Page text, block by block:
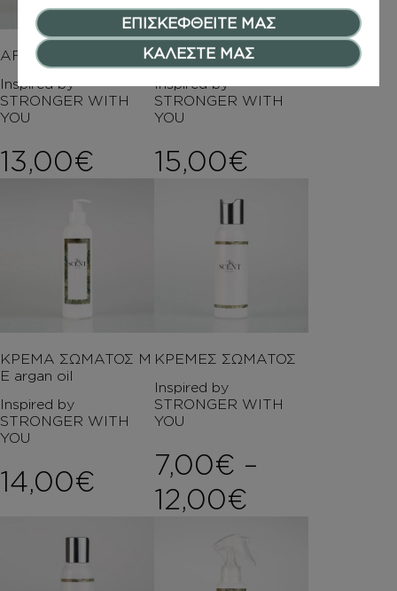
AFTER SHAVE
Inspired by
STRONGER WITH
YOU
13,00€
BODY BUTTER
Inspired by
STRONGER WITH
YOU
15,00€
ΚΡΕΜΑ ΣΩΜΑΤΟΣ Μ
Ε argan oil
Inspired by
STRONGER WITH
YOU
14,00€
ΚΡΕΜΕΣ ΣΩΜΑΤΟΣ
Inspired by
STRONGER WITH
YOU
7,00€ –
12,00€
ΕΠΙΣΚΕΦΘΕΙΤΕ ΜΑΣ
ΚΑΛΕΣΤΕ ΜΑΣ